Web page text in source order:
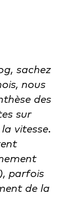
sachez
nous
des
sur
vitesse.
parfois
de la